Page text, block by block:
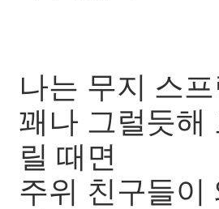
나는 무지 스
꽤나 그럴듯해
릴 때면
주위 친구들이